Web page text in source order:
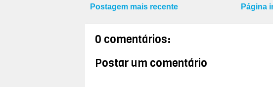
Postagem mais recente Página
0 comentários:
Postar um comentário